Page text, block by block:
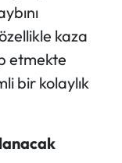
kaza
etmekte
bir kolaylık